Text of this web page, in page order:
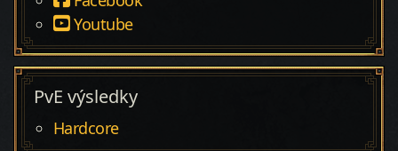
Youtube
PvE výsledky
Hardcore